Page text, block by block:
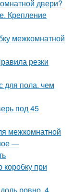
двери?
Крепление
межкомнатной
резки
для пола. чем
под 45
межкомнатной
—
коробку при
ровно. 4